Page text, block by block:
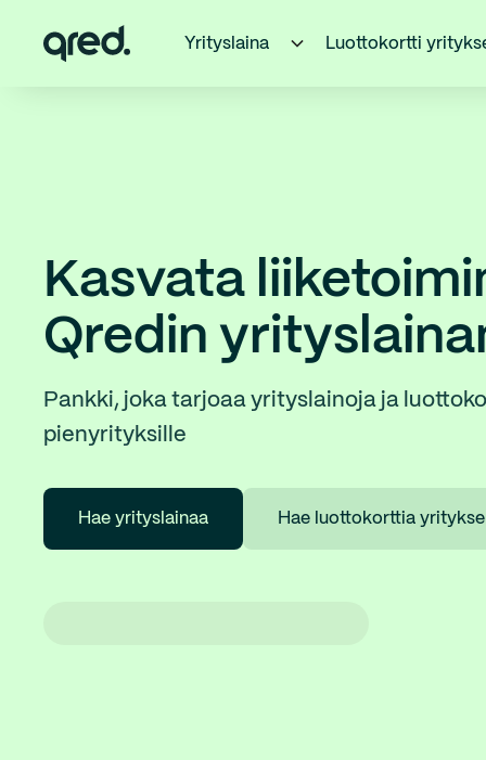
Yrityslaina Luottokortti
Kasvata
Qredin
Pankki, joka tarjoaa yrityslainoja ja
pienyrityksille
Hae yrityslainaa Hae luottokorttia